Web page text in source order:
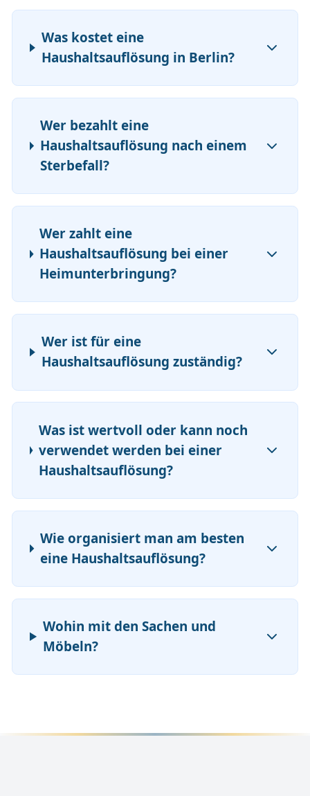
Was kostet eine
Haushaltsauflösung in Berlin?
Wer bezahlt eine
Haushaltsauflösung nach einem
Sterbefall?
Wer zahlt eine
Haushaltsauflösung bei einer
Heimunterbringung?
Wer ist für eine
Haushaltsauflösung zuständig?
Was ist wertvoll oder kann noch
verwendet werden bei einer
Haushaltsauflösung?
Wie organisiert man am besten
eine Haushaltsauflösung?
Wohin mit den Sachen und
Möbeln?